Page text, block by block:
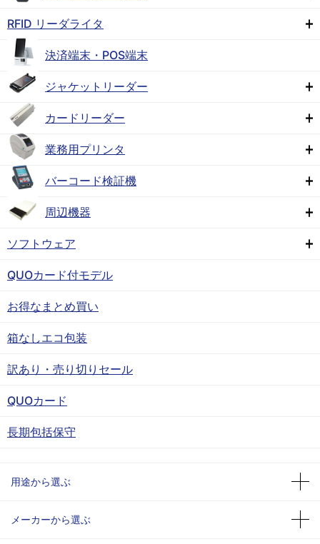
RFID リーダライタ
決済端末・POS端末
ジャケットリーダー
カードリーダー
業務用プリンタ
バーコード検証機
周辺機器
ソフトウェア
QUOカード付モデル
お得なまとめ買い
箱なしエコ包装
訳あり・売り切りセール
QUOカード
長期包括保守
用途から選ぶ
メーカーから選ぶ